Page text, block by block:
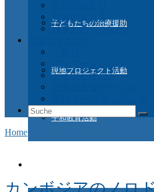
子どもたちの治療援助
現地プロジェクト活動
平和教育活動
支援国Ａ－Ｚ
日本との つながり
インターンシップ
ドイツ在住の方
Suche
nach:
Home